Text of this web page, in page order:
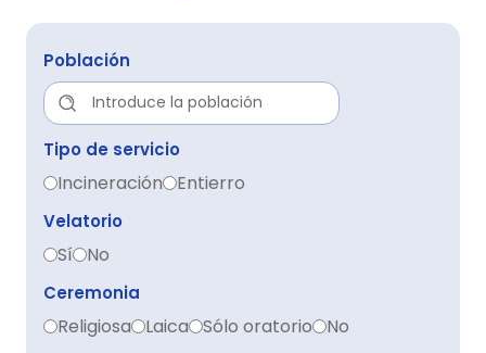
Población
Tipo de servicio
Incineración Entierro
Velatorio
Sí No
Ceremonia
Religiosa Laica Sólo oratorio No